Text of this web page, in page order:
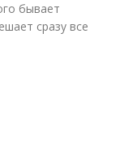
бывает
сразу все